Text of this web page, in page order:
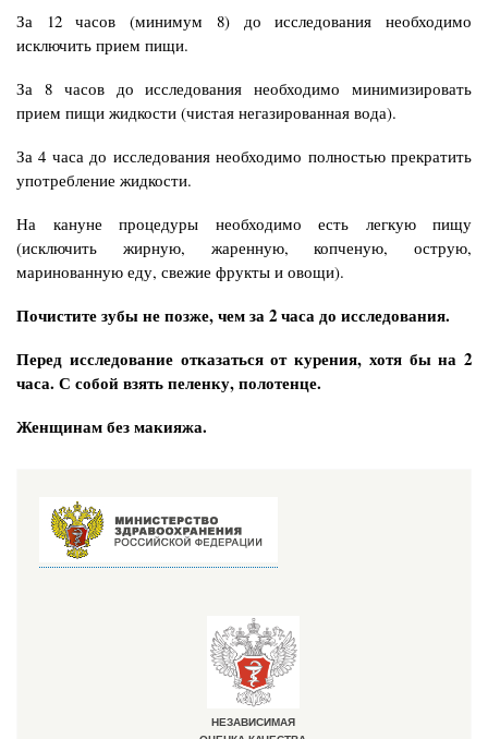
За 12 часов (минимум 8) до исследования необходимо
исключить прием пищи.
За 8 часов до исследования необходимо минимизировать
прием пищи жидкости (чистая негазированная вода).
За 4 часа до исследования необходимо полностью прекратить
употребление жидкости.
На кануне процедуры необходимо есть легкую пищу
(исключить жирную, жаренную, копченую, острую,
маринованную еду, свежие фрукты и овощи).
Почистите зубы не позже, чем за 2 часа до исследования.
Перед исследование отказаться от курения, хотя бы на 2
часа. С собой взять пеленку, полотенце.
Женщинам без макияжа.